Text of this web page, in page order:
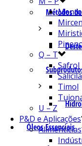
Métodos
Óleos Essenciais
Q – T
Safrol
Timol
U – Z
P&D e Aplicações
Alimentícias